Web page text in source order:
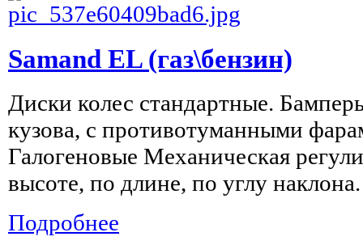
Samand EL (газ\бензин)
Диски колес стандартные.
кузова, с противотуманными
Галогеновые Механическая
высоте, по длине, по углу
Подробнее